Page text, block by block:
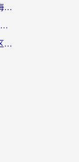
在国外怎么看咪咕视频软件？海外党亲测有效的回国加速方案
12123在国外能登录吗？海外华人必看的回国加速实用指南
海外党追剧必备：手机解除地区限制app怎么选？解决央视视频&国内剧地区限制全指南